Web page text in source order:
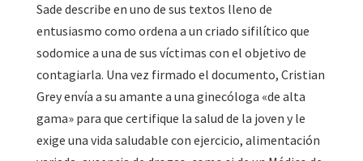
Sade describe en uno de sus textos lleno de
entusiasmo como ordena a un criado sifilítico que
sodomice a una de sus víctimas con el objetivo de
contagiarla. Una vez firmado el documento, Cristian
Grey envía a su amante a una ginecóloga «de alta
gama» para que certifique la salud de la joven y le
exige una vida saludable con ejercicio, alimentación